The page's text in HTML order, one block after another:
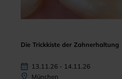
Die Trickkiste der Zahnerhaltung
13.11.26 - 14.11.26
München